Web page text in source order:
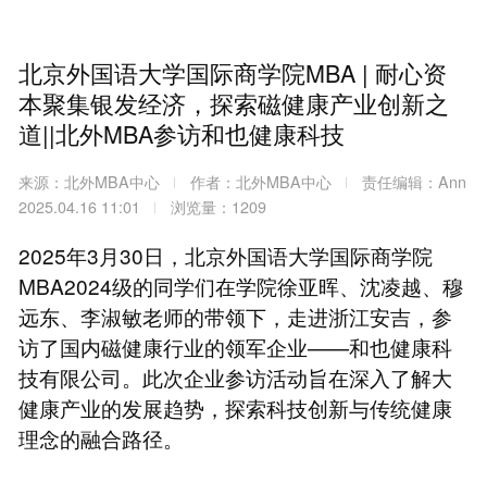
北京外国语大学国际商学院MBA | 耐心资
本聚集银发经济，探索磁健康产业创新之
道||北外MBA参访和也健康科技
来源：北外MBA中心 作者：北外MBA中心
责任编辑：Ann
2025.04.16 11:01
浏览量：1209
2025年3月30日，北京外国语大学国际商学院
MBA2024级的同学们在学院徐亚晖、沈凌越、穆
远东、李淑敏老师的带领下，走进浙江安吉，参
访了国内磁健康行业的领军企业——和也健康科
技有限公司。此次企业参访活动旨在深入了解大
健康产业的发展趋势，探索科技创新与传统健康
理念的融合路径。